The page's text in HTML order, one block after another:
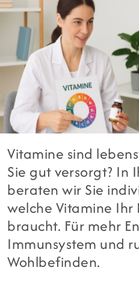
Vitamine sind
Sie gut versorgt? In
beraten wir Sie
welche Vitamine
braucht. Für mehr
Immunsystem und
Wohlbefinden.